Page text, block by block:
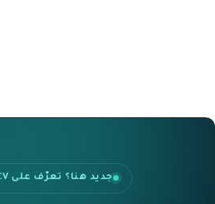
جديد هنا؟ تعرّف على STYLINGCV